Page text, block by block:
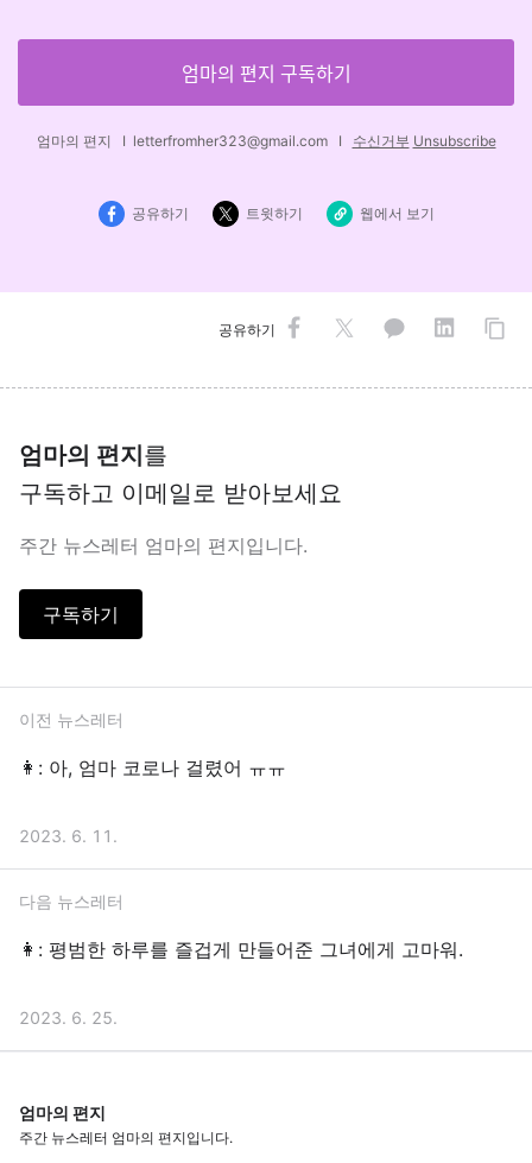
엄마의 편지 구독하기
엄마의 편지 I letterfromher323@gmail.com I 수신거부 Unsubscribe
공유하기 트윗하기 웹에서 보기
공유하기
엄마의 편지를
구독하고 이메일로 받아보세요
주간 뉴스레터 엄마의 편지입니다.
구독하기
이전 뉴스레터
👩: 아, 엄마 코로나 걸렸어 ㅠㅠ
2023. 6. 11.
다음 뉴스레터
👩: 평범한 하루를 즐겁게 만들어준 그녀에게 고마워.
2023. 6. 25.
엄마의 편지
주간 뉴스레터 엄마의 편지입니다.